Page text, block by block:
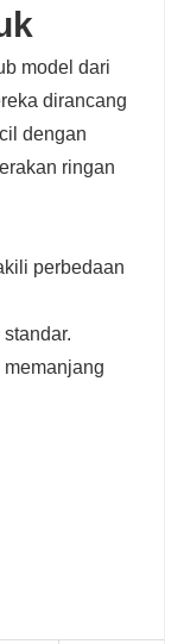
model dari
dirancang
dengan
ringan
perbedaan